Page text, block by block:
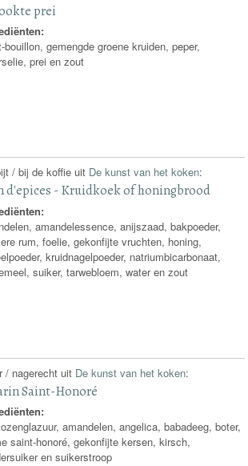
prei
bouillon, gemengde groene kruiden, peper,
prei en zout
/ bij de koffie uit De kunst van het koken:
d'epices - Kruidkoek of honingbrood
amandelessence, anijszaad, bakpoeder,
rum, foelie, gekonfijte vruchten, honing,
kruidnagelpoeder, natriumbicarbonaat,
suiker, tarwebloem, water en zout
/ nagerecht uit De kunst van het koken:
Saint-Honoré
amandelen, angelica, babadeeg, boter,
saint-honoré, gekonfijte kersen, kirsch,
en suikerstroop